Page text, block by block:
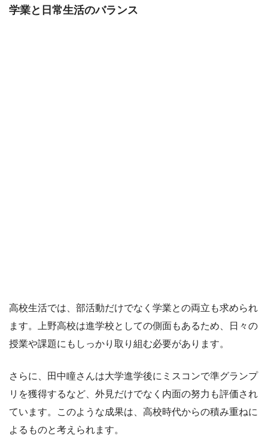
学業と日常生活のバランス
高校生活では、部活動だけでなく学業との両立も求められ
ます。上野高校は進学校としての側面もあるため、日々の
授業や課題にもしっかり取り組む必要があります。
さらに、田中瞳さんは大学進学後にミスコンで準グランプ
リを獲得するなど、外見だけでなく内面の努力も評価され
ています。このような成果は、高校時代からの積み重ねに
よるものと考えられます。